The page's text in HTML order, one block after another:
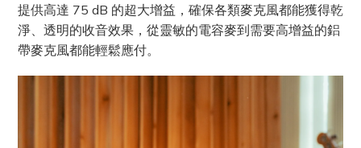
提供高達 75 dB 的超大增益，確保各類麥克風都能獲得乾
淨、透明的收音效果，從靈敏的電容麥到需要高增益的鋁
帶麥克風都能輕鬆應付。